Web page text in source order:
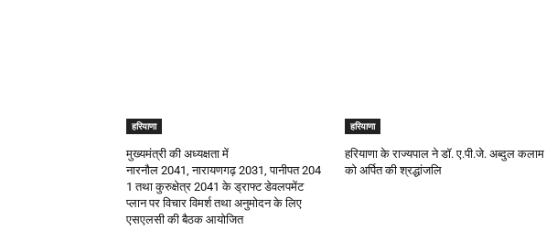
हरियाणा
मुख्यमंत्री की अध्यक्षता में
नारनौल 2041, नारायणगढ़ 2031, पानीपत 204
1 तथा कुरुक्षेत्र 2041 के ड्राफ्ट डेवलपमेंट
प्लान पर विचार विमर्श तथा अनुमोदन के लिए
एसएलसी की बैठक आयोजित
हरियाणा
हरियाणा के राज्यपाल ने डॉ. ए.पी.जे. अब्दुल कलाम
को अर्पित की श्रद्धांजलि